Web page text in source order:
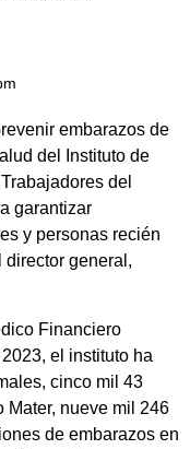
embarazos de
del Instituto de
del
garantizar
y personas recién
director general,
Financiero
el instituto ha
cinco mil 43
Mater, nueve mil 246
de embarazos en